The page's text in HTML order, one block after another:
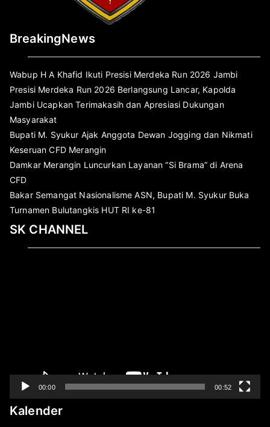
BreakingNews
Wabup H A Khafid Ikuti Presisi Merdeka Run 2026 Jambi
Presisi Merdeka Run 2026 Berlangsung Lancar, Kapolda
Jambi Ucapkan Terimakasih dan Apresiasi Dukungan
Masyarakat
Bupati M. Syukur Ajak Anggota Dewan Jogging dan Nikmati
Keseruan CFD Merangin
Damkar Merangin Luncurkan Layanan “Si Brama” di Arena
CFD
Bakar Semangat Nasionalisme ASN, Bupati M. Syukur Buka
Turnamen Bulutangkis HUT RI ke-81
SK CHANNEL
00:00 00:52
Kalender